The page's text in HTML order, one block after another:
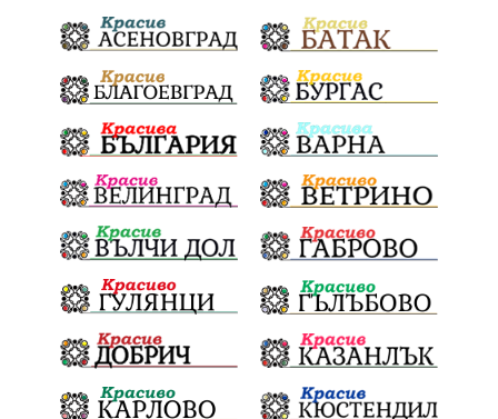
Полиграф ДетекторНаЛъжата МВР
ОбезпечителниМерки МестнаВласт Котел
СИК Ружица РайнаКнягиня
ВеселинОрешков Шофьори
НационаленШампион ОрлинОрлиновЕнчев
ВСС СъдебнаРеформа Шантаж
ПолитическиНатиск ЗаплахаЗаАрест
ПартияВеличие ЕкатеринаДафовска Тракия